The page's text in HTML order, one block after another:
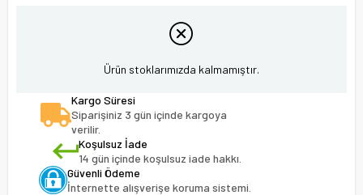
Ürün stoklarımızda kalmamıştır.
Kargo Süresi
Siparişiniz 3 gün içinde kargoya
verilir.
Koşulsuz İade
14 gün içinde koşulsuz iade hakkı.
Güvenli Ödeme
İnternette alışverişe koruma sistemi.